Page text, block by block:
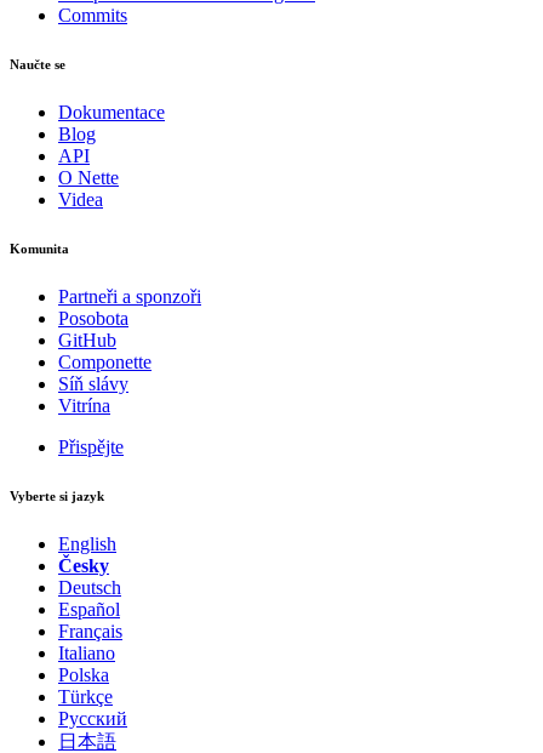
Commits
Naučte se
Dokumentace
Blog
API
O Nette
Videa
Komunita
Partneři a sponzoři
Posobota
GitHub
Componette
Síň slávy
Vitrína
Přispějte
Vyberte si jazyk
English
Česky
Deutsch
Español
Français
Italiano
Polska
Türkçe
Русский
日本語